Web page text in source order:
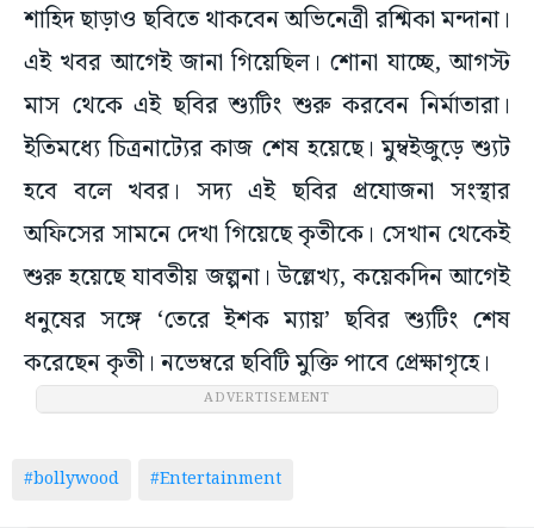
শাহিদ ছাড়াও ছবিতে থাকবেন অভিনেত্রী রশ্মিকা মন্দানা।
এই খবর আগেই জানা গিয়েছিল। শোনা যাচ্ছে, আগস্ট
মাস থেকে এই ছবির শ্যুটিং শুরু করবেন নির্মাতারা।
ইতিমধ্যে চিত্রনাট্যের কাজ শেষ হয়েছে। মুম্বইজুড়ে শ্যুট
হবে বলে খবর। সদ্য এই ছবির প্রযোজনা সংস্থার
অফিসের সামনে দেখা গিয়েছে কৃতীকে। সেখান থেকেই
শুরু হয়েছে যাবতীয় জল্পনা। উল্লেখ্য, কয়েকদিন আগেই
ধনুষের সঙ্গে ‘তেরে ইশক ম্যায়’ ছবির শ্যুটিং শেষ
করেছেন কৃতী। নভেম্বরে ছবিটি মুক্তি পাবে প্রেক্ষাগৃহে।
ADVERTISEMENT
#bollywood #Entertainment